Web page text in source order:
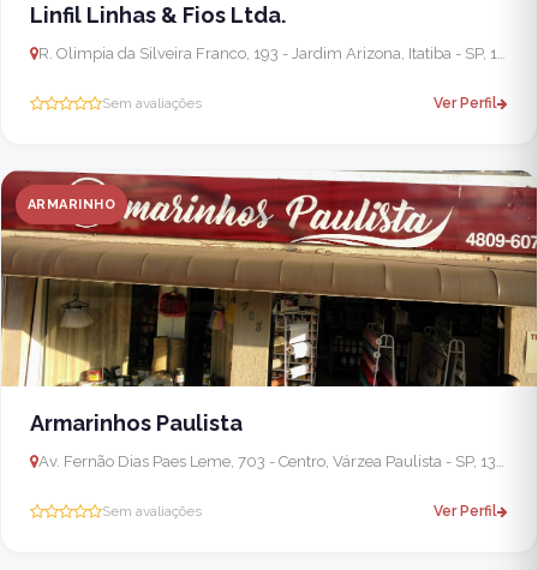
Linfil Linhas & Fios Ltda.
R. Olimpia da Silveira Franco, 193 - Jardim Arizona, Itatiba - SP, 13255-155, Brasil
Sem avaliações Ver Perfil
ARMARINHO
Armarinhos Paulista
Av. Fernão Dias Paes Leme, 703 - Centro, Várzea Paulista - SP, 13220-001, Brasil
Sem avaliações Ver Perfil